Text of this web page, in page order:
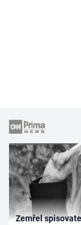
Zemřel